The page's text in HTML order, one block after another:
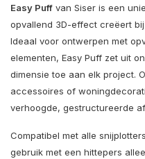
Easy Puff van Siser is een
opvallend 3D-effect creëert
Ideaal voor ontwerpen met
elementen, Easy Puff zet uit
dimensie toe aan elk project.
accessoires of
verhoogde, gestructureerde
Compatibel met alle
gebruik met een hittepers